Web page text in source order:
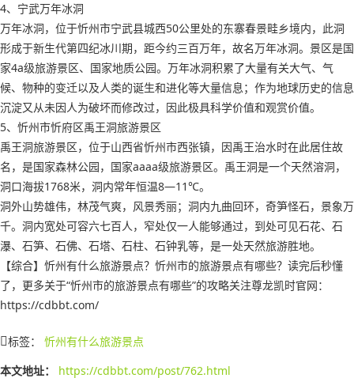
4、宁武万年冰洞
万年冰洞，位于忻州市宁武县城西50公里处的东寨春景畦乡境内，此洞
形成于新生代第四纪冰川期，距今约三百万年，故名万年冰洞。景区是国
家4a级旅游景区、国家地质公园。万年冰洞积累了大量有关大气、气
候、物种的变迁以及人类的诞生和进化等大量信息；作为地球历史的信息
沉淀又从未因人为破坏而修改过，因此极具科学价值和观赏价值。
5、忻州市忻府区禹王洞旅游景区
禹王洞旅游景区，位于山西省忻州市西张镇，因禹王治水时在此居住故
名，是国家森林公园，国家aaaa级旅游景区。禹王洞是一个天然溶洞，
洞口海拔1768米，洞内常年恒温8—11℃。
洞外山势雄伟，林茂气爽，风景秀丽；洞内九曲回环，奇笋怪石，景象万
千。洞内宽处可容六七百人，窄处仅一人能够通过，到处可见石花、石
瀑、石笋、石佛、石塔、石柱、石钟乳等，是一处天然旅游胜地。
【综合】忻州有什么旅游景点？忻州市的旅游景点有哪些？读完后秒懂
了，更多关于“忻州市的旅游景点有哪些”的攻略关注尊龙凯时官网：
https://cdbbt.com/
标签： 忻州有什么旅游景点
本文地址：
https://cdbbt.com/post/762.html